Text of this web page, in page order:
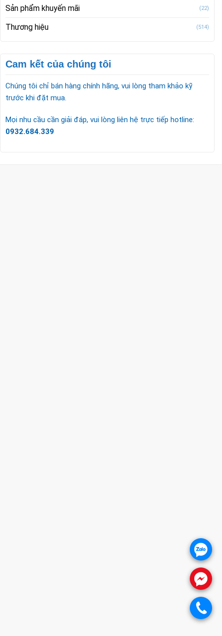
Sản phẩm khuyến mãi (22)
Thương hiệu (514)
Cam kết của chúng tôi
Chúng tôi chỉ bán hàng chính hãng, vui lòng tham khảo kỹ
trước khi đặt mua.
Mọi nhu cầu cần giải đáp, vui lòng liên hệ trực tiếp hotline:
0932.684.339
.
.
.